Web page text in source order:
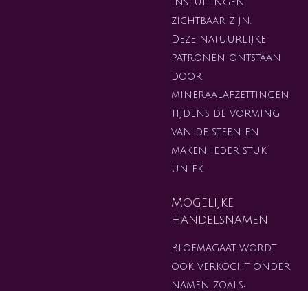
insluitingen
zichtbaar zijn.
Deze natuurlijke
patronen ontstaan
door
mineraalafzettingen
tijdens de vorming
van de steen en
maken ieder stuk
uniek.
Mogelijke
handelsnamen
Bloemagaat wordt
ook verkocht onder
namen zoals: